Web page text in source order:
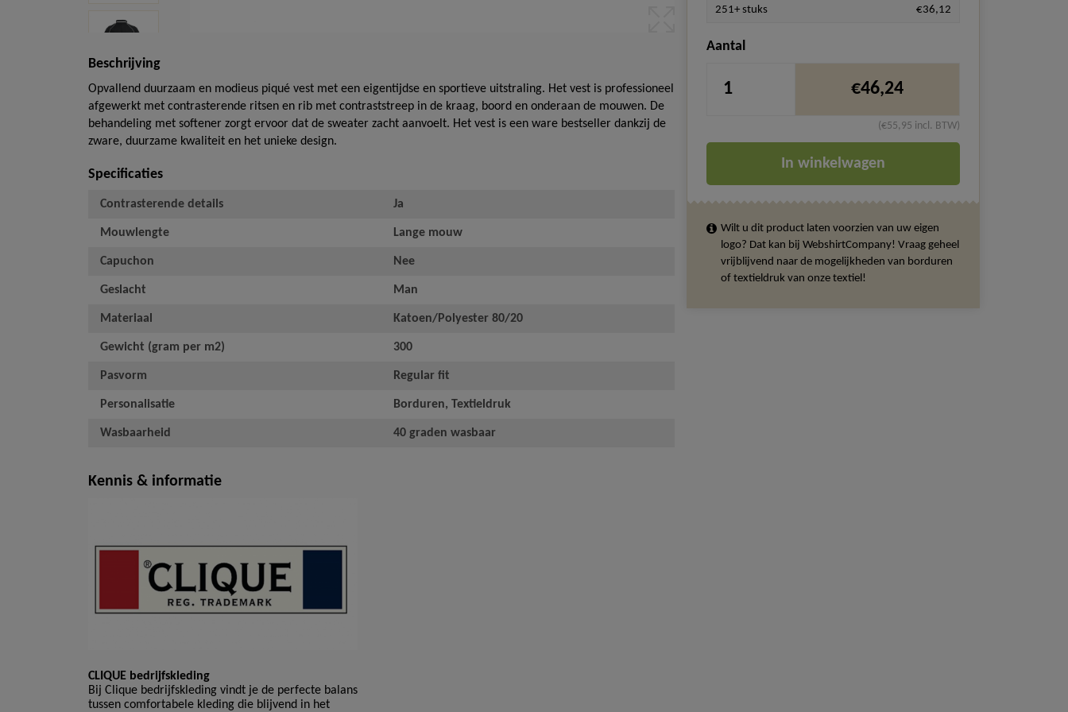
Beschrijving
Opvallend duurzaam en modieus piqué vest met een eigentijdse en sportieve uitstraling. Het vest is professioneel
afgewerkt met contrasterende ritsen en rib met contraststreep in de kraag, boord en onderaan de mouwen. De
behandeling met softener zorgt ervoor dat de sweater zacht aanvoelt. Het vest is een ware bestseller dankzij de
zware, duurzame kwaliteit en het unieke design.
Specificaties
Contrasterende details Ja
Mouwlengte Lange mouw
Capuchon Nee
Geslacht Man
Materiaal Katoen/Polyester 80/20
Gewicht (gram per m2) 300
Pasvorm Regular fit
Personalisatie Borduren, Textieldruk
Wasbaarheid 40 graden wasbaar
Kennis & informatie
CLIQUE bedrijfskleding
Bij Clique bedrijfskleding vindt je de perfecte balans
tussen comfortabele kleding die blijvend in het
251+ stuks €36,12
Aantal
€46,24
(€55,95 incl. BTW)
In winkelwagen
Wilt u dit product laten voorzien van uw eigen
logo? Dat kan bij WebshirtCompany! Vraag geheel
vrijblijvend naar de mogelijkheden van borduren
of textieldruk van onze textiel!